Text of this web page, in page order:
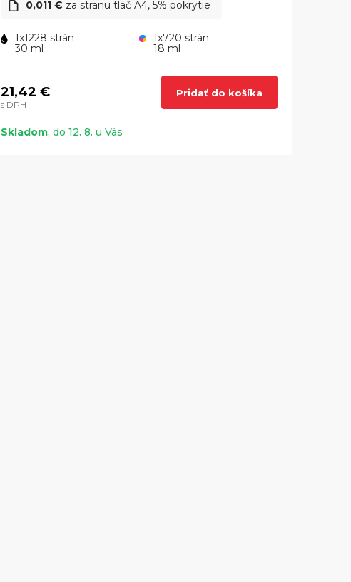
0,011 € za stranu tlač A4, 5% pokrytie
1x1228 strán
30 ml
1x720 strán
18 ml
21,42 €
s DPH
Pridať do košíka
Skladom, do 12. 8. u Vás